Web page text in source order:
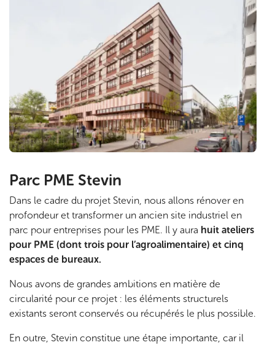
i
n
i
Parc PME Stevin
Dans le cadre du projet Stevin, nous allons rénover en
profondeur et transformer un ancien site industriel en
parc pour entreprises pour les PME. Il y aura huit ateliers
pour PME (dont trois pour l’agroalimentaire) et cinq
espaces de bureaux.
Nous avons de grandes ambitions en matière de
circularité pour ce projet : les éléments structurels
existants seront conservés ou récupérés le plus possible.
En outre, Stevin constitue une étape importante, car il